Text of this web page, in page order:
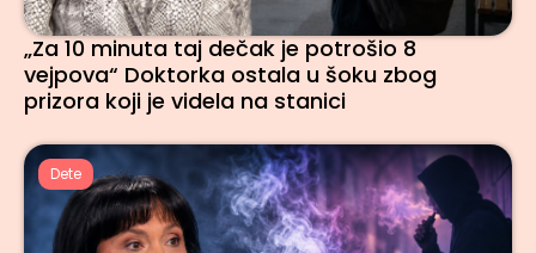
„Za 10 minuta taj dečak je potrošio 8
vejpova“ Doktorka ostala u šoku zbog
prizora koji je videla na stanici
Dete